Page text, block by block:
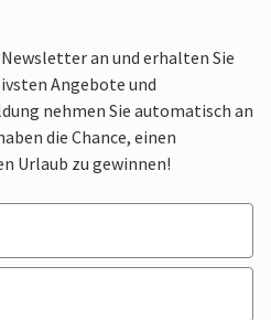
an und erhalten Sie
Angebote und
nehmen Sie automatisch an
die Chance, einen
Urlaub zu gewinnen!